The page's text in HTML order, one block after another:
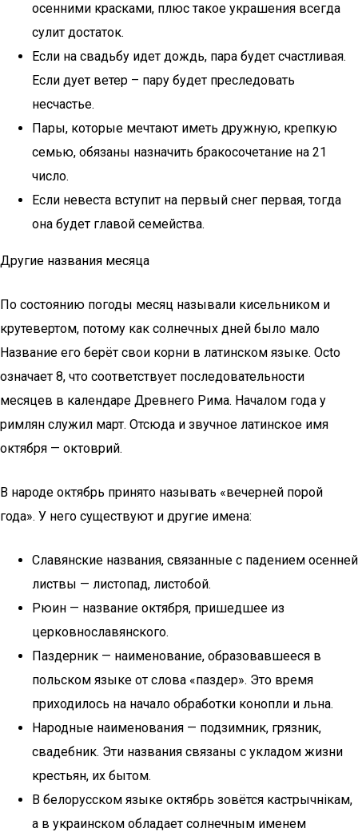
осенними красками, плюс такое украшения всегда
сулит достаток.
Если на свадьбу идет дождь, пара будет счастливая.
Если дует ветер – пару будет преследовать
несчастье.
Пары, которые мечтают иметь дружную, крепкую
семью, обязаны назначить бракосочетание на 21
число.
Если невеста вступит на первый снег первая, тогда
она будет главой семейства.
Другие названия месяца
По состоянию погоды месяц называли кисельником и
крутевертом, потому как солнечных дней было мало
Название его берёт свои корни в латинском языке. Оcto
означает 8, что соответствует последовательности
месяцев в календаре Древнего Рима. Началом года у
римлян служил март. Отсюда и звучное латинское имя
октября — октоврий.
В народе октябрь принято называть «вечерней порой
года». У него существуют и другие имена:
Славянские названия, связанные с падением осенней
листвы — листопад, листобой.
Рюин — название октября, пришедшее из
церковнославянского.
Паздерник — наименование, образовавшееся в
польском языке от слова «паздер». Это время
приходилось на начало обработки конопли и льна.
Народные наименования — подзимник, грязник,
свадебник. Эти названия связаны с укладом жизни
крестьян, их бытом.
В белорусском языке октябрь зовётся кастрычнiкам,
а в украинском обладает солнечным именем